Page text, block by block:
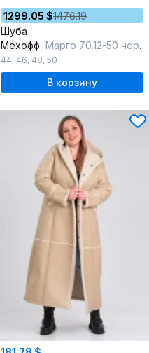
1299.05 $1476.19
Шуба
Мехофф Марго 70.12-50 черный
44, 46, 48, 50
В корзину